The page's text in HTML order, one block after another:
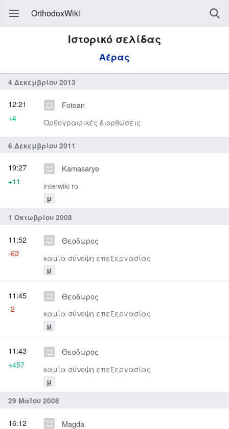
OrthodoxWiki
Ιστορικό σελίδας
Αέρας
4 Δεκεμβρίου 2013
Fotoan
Ορθογραφικές διορθώσεις
12:21
+4
6 Δεκεμβρίου 2011
Kamasarye
interwiki ro
μ
19:27
+11
1 Οκτωβρίου 2008
Θεοδωρος
καμία σύνοψη επεξεργασίας
μ
11:52
-63
Θεοδωρος
καμία σύνοψη επεξεργασίας
μ
11:45
-2
Θεοδωρος
καμία σύνοψη επεξεργασίας
μ
11:43
+457
29 Μαΐου 2008
Magda
16:12